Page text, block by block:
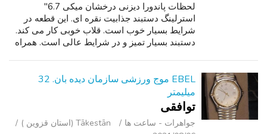
لحظات پاندورا دیزنی درخشان میکی 6.7"
استرلینگ دستبند جذابیت نقره ای. این قطعه در
شرایط بسیار خوب است. قلاب خوبی کار می کند.
دستبند بسیار تمیز و در شرایط عالی است. همراه
EBEL موج ورزشی سازمان دیده بان. 32
میلیمتر
توافقی
جواهرات - ساعت ‌ها
Tākestān (استان قزوین )